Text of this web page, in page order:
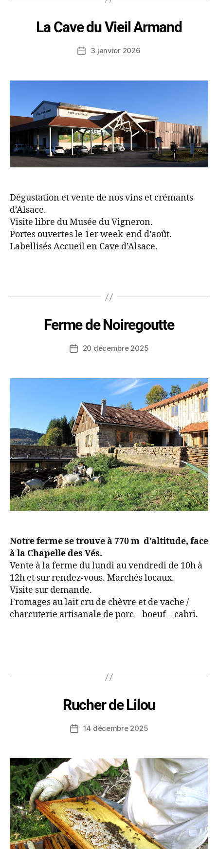
La Cave du Vieil Armand
3 janvier 2026
Dégustation et vente de nos vins et crémants
d’Alsace.
Visite libre du Musée du Vigneron.
Portes ouvertes le 1er week-end d’août.
Labellisés Accueil en Cave d’Alsace.
Ferme de Noiregoutte
20 décembre 2025
Notre ferme se trouve à 770 m d’altitude, face
à la Chapelle des Vés.
Vente à la ferme du lundi au vendredi de 10h à
12h et sur rendez-vous. Marchés locaux.
Visite sur demande.
Fromages au lait cru de chèvre et de vache /
charcuterie artisanale de porc – boeuf – cabri.
Rucher de Lilou
14 décembre 2025